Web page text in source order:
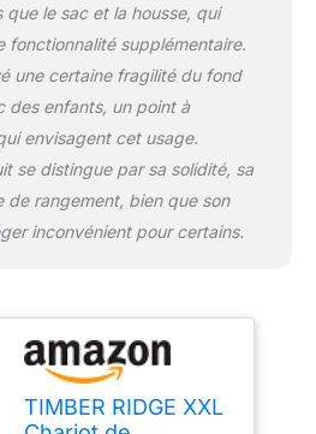
plage, les pique-niques,
le camping, les courses,
le jardinage, le transport
d'animaux de
compagnie, etc.
Disponible en trois
couleurs avec de
grandes roues
détachables. Expérience
développement de
produits de plein air,
chaque produit TIMBER
que le sac et la housse, qui
fonctionnalité supplémentaire.
une certaine fragilité du fond
des enfants, un point à
envisagent cet usage.
se distingue par sa solidité, sa
de rangement, bien que son
inconvénient pour certains.
TIMBER RIDGE XXL